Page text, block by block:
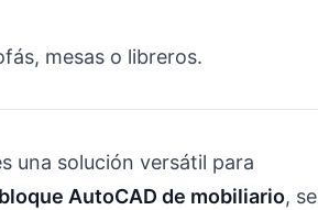
mesas o libreros.
una solución versátil para
bloque AutoCAD de mobiliario, se